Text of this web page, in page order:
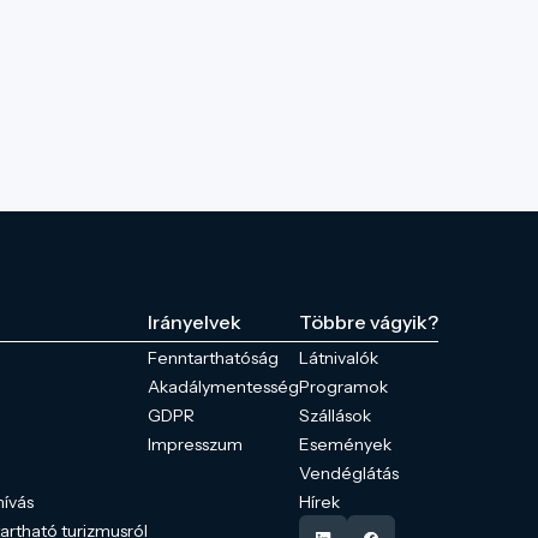
turizmusról
Irányelvek
Fenntarthatóság
Akadálymentesség
GDPR
Impresszum
Többre vágyik?
Látnivalók
Programok
Szállások
Események
Vendéglátás
Hírek